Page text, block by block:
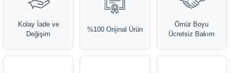
Kolay İade ve
Değişim
%100 Orijinal Ürün
Ömür Boyu
Ücretsiz Bakım